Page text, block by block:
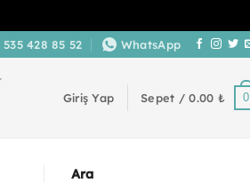
535 428 85 52 WhatsApp
Giriş Yap Sepet /0.00 ₺ 0
Ara